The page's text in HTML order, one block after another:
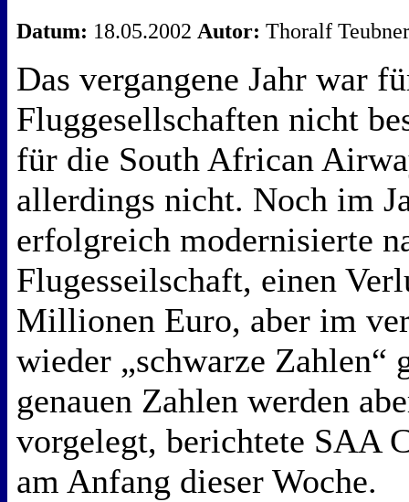
Datum: 18.05.2002 Autor: Thoralf
Das vergangene Jahr war
Fluggesellschaften nicht
für die South African
allerdings nicht. Noch im
erfolgreich modernisierte
Flugesseilschaft, einen
Millionen Euro, aber im
wieder „schwarze Zahlen“
genauen Zahlen werden
vorgelegt, berichtete SAA
am Anfang dieser Woche.